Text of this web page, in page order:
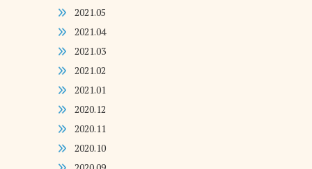
2021.05
2021.04
2021.03
2021.02
2021.01
2020.12
2020.11
2020.10